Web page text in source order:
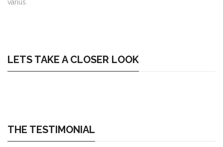
varius.
LETS TAKE A CLOSER LOOK
THE TESTIMONIAL